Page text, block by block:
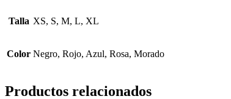
Talla XS, S, M, L, XL
Color Negro, Rojo, Azul, Rosa, Morado
Productos relacionados